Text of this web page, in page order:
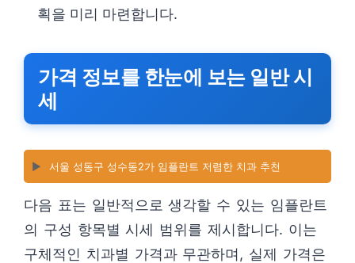
획을 미리 마련합니다.
가격 정보를 한눈에 보는 일반 시
세
▶️ 서울 성동구 성수동2가 임플란트 저렴한 치과 추천
다음 표는 일반적으로 생각할 수 있는 임플란트
의 구성 항목별 시세 범위를 제시합니다. 이는
구체적인 치과별 가격과 무관하며, 실제 가격은